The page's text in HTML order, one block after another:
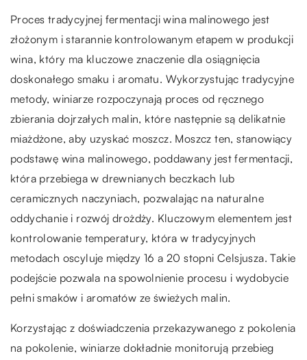
Proces tradycyjnej fermentacji wina malinowego jest
złożonym i starannie kontrolowanym etapem w produkcji
wina, który ma kluczowe znaczenie dla osiągnięcia
doskonałego smaku i aromatu. Wykorzystując tradycyjne
metody, winiarze rozpoczynają proces od ręcznego
zbierania dojrzałych malin, które następnie są delikatnie
miażdżone, aby uzyskać moszcz. Moszcz ten, stanowiący
podstawę wina malinowego, poddawany jest fermentacji,
która przebiega w drewnianych beczkach lub
ceramicznych naczyniach, pozwalając na naturalne
oddychanie i rozwój drożdży. Kluczowym elementem jest
kontrolowanie temperatury, która w tradycyjnych
metodach oscyluje między 16 a 20 stopni Celsjusza. Takie
podejście pozwala na spowolnienie procesu i wydobycie
pełni smaków i aromatów ze świeżych malin.
Korzystając z doświadczenia przekazywanego z pokolenia
na pokolenie, winiarze dokładnie monitorują przebieg